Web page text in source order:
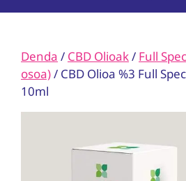
Denda / CBD Olioak/ Full
osoa)/ CBD Olioa %3 Full
10ml